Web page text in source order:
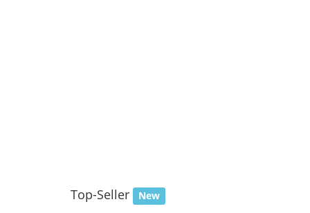
Top-Seller New